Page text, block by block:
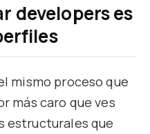
developers es
mismo proceso que
más caro que ves
estructurales que